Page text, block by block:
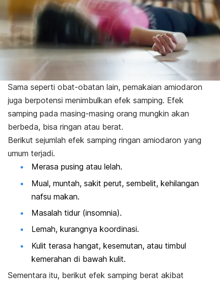
Sama seperti obat-obatan lain, pemakaian amiodaron
juga berpotensi menimbulkan efek samping. Efek
samping pada masing-masing orang mungkin akan
berbeda, bisa ringan atau berat.
Berikut sejumlah efek samping ringan amiodaron yang
umum terjadi.
Merasa pusing atau lelah.
Mual, muntah, sakit perut, sembelit, kehilangan
nafsu makan.
Masalah tidur (insomnia).
Lemah, kurangnya koordinasi.
Kulit terasa hangat, kesemutan, atau timbul
kemerahan di bawah kulit.
Sementara itu, berikut efek samping berat akibat